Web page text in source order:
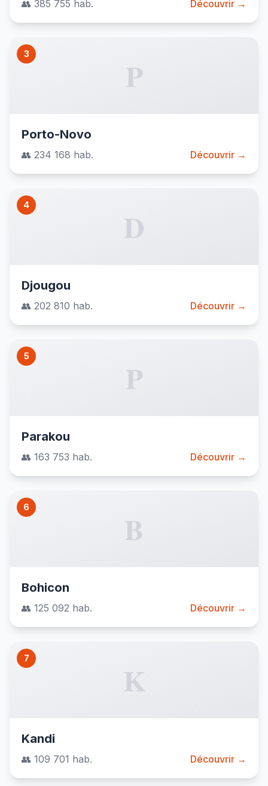
👥 385 755 hab. Découvrir →
3
P
Porto-Novo
👥 234 168 hab. Découvrir →
4
D
Djougou
👥 202 810 hab. Découvrir →
5
P
Parakou
👥 163 753 hab. Découvrir →
6
B
Bohicon
👥 125 092 hab. Découvrir →
7
K
Kandi
👥 109 701 hab. Découvrir →